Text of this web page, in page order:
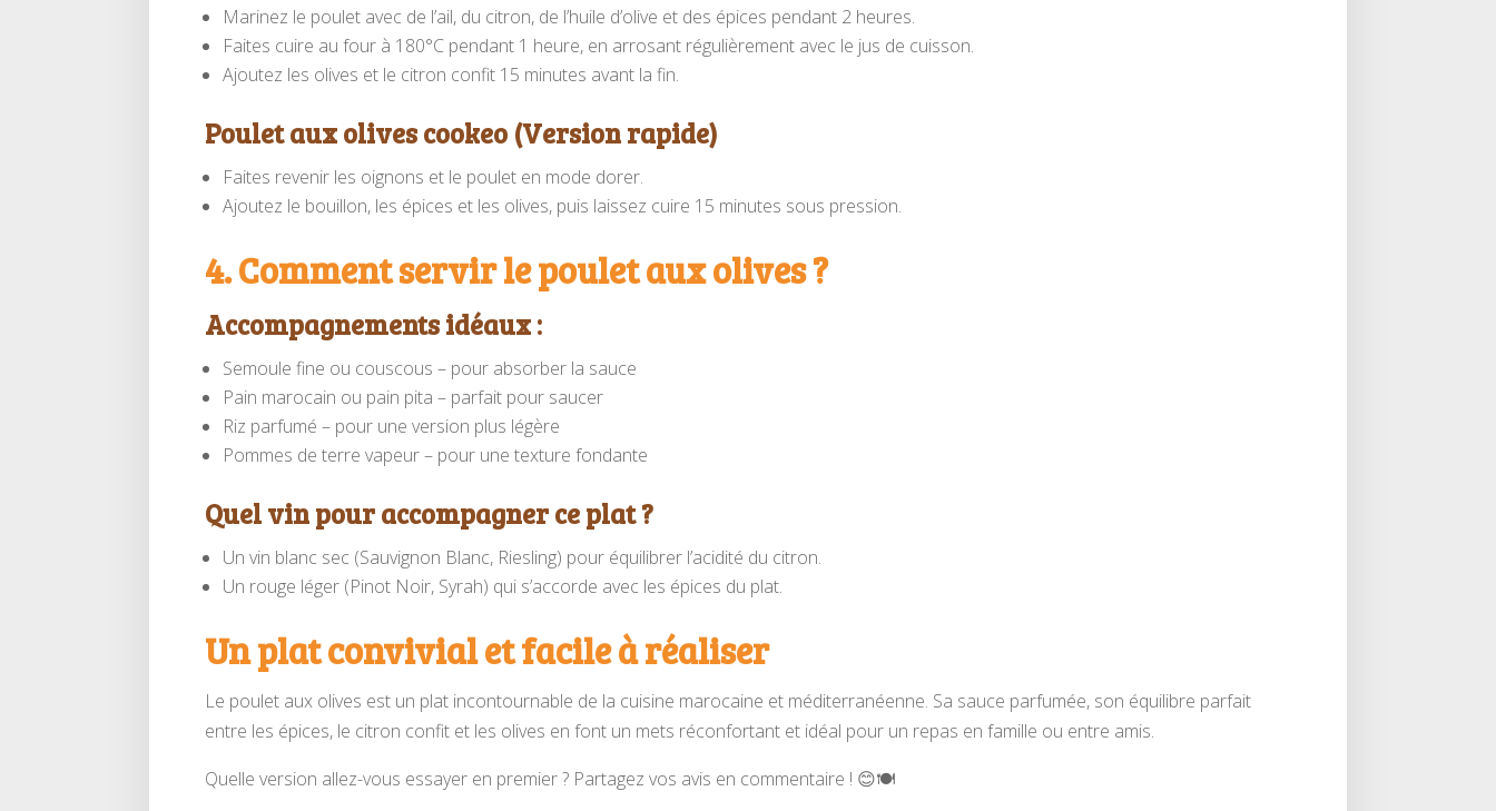
Marinez le poulet avec de l’ail, du citron, de l’huile d’olive et des épices pendant 2 heures.
Faites cuire au four à 180°C pendant 1 heure, en arrosant régulièrement avec le jus de cuisson.
Ajoutez les olives et le citron confit 15 minutes avant la fin.
Poulet aux olives cookeo (Version rapide)
Faites revenir les oignons et le poulet en mode dorer.
Ajoutez le bouillon, les épices et les olives, puis laissez cuire 15 minutes sous pression.
4. Comment servir le poulet aux olives ?
Accompagnements idéaux :
Semoule fine ou couscous – pour absorber la sauce
Pain marocain ou pain pita – parfait pour saucer
Riz parfumé – pour une version plus légère
Pommes de terre vapeur – pour une texture fondante
Quel vin pour accompagner ce plat ?
Un vin blanc sec (Sauvignon Blanc, Riesling) pour équilibrer l’acidité du citron.
Un rouge léger (Pinot Noir, Syrah) qui s’accorde avec les épices du plat.
Un plat convivial et facile à réaliser
Le poulet aux olives est un plat incontournable de la cuisine marocaine et méditerranéenne. Sa sauce parfumée, son équilibre parfait
entre les épices, le citron confit et les olives en font un mets réconfortant et idéal pour un repas en famille ou entre amis.
Quelle version allez-vous essayer en premier ? Partagez vos avis en commentaire ! 😊🍽️